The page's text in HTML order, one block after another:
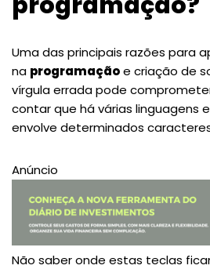
Uma das principais razões para
na programaçãoe criação de
vírgula errada pode
contar que há várias linguagens
envolve determinados
Anúncio
Não saber onde estas teclas